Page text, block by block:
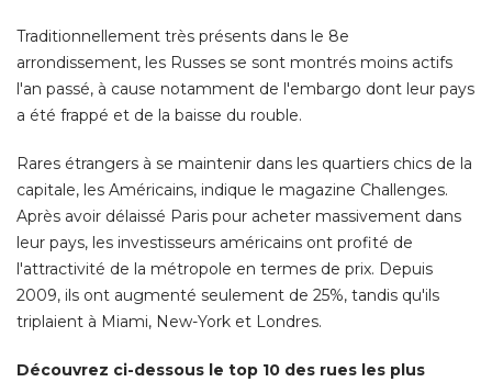
Traditionnellement très présents dans le 8e
arrondissement, les Russes se sont montrés moins actifs
l'an passé, à cause notamment de l'embargo dont leur pays
a été frappé et de la baisse du rouble.
Rares étrangers à se maintenir dans les quartiers chics de la
capitale, les Américains, indique le magazine Challenges.
Après avoir délaissé Paris pour acheter massivement dans
leur pays, les investisseurs américains ont profité de
l'attractivité de la métropole en termes de prix. Depuis
2009, ils ont augmenté seulement de 25%, tandis qu'ils
triplaient à Miami, New-York et Londres.
Découvrez ci-dessous le top 10 des rues les plus